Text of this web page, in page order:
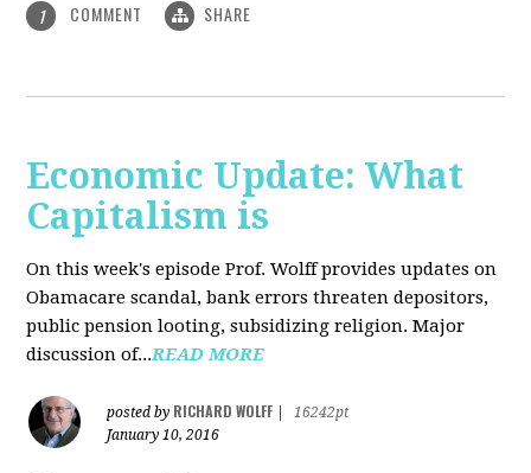
1 COMMENT SHARE
Economic Update: What
Capitalism is
On this week's episode Prof. Wolff provides updates on
Obamacare scandal, bank errors threaten depositors,
public pension looting, subsidizing religion. Major
discussion of...READ MORE
posted by RICHARD WOLFF
16242pt
January 10, 2016